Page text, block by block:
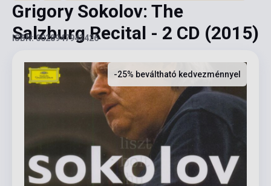
Grigory Sokolov: The
Salzburg Recital - 2 CD (2015)
ISBN: 0028947943426
-25% beváltható kedvezménnyel